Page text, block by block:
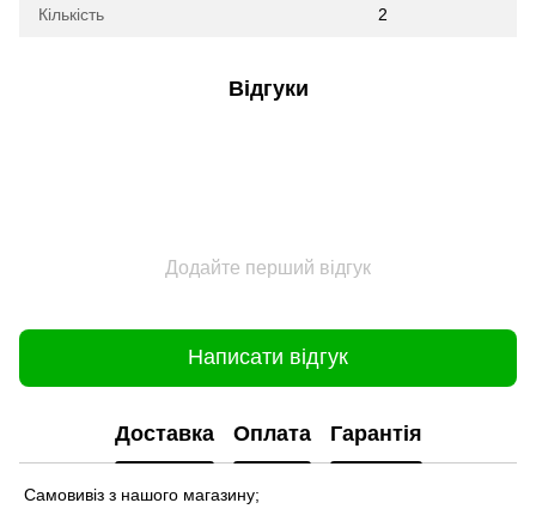
Кількість 2
Відгуки
Додайте перший відгук
Написати відгук
Доставка Оплата Гарантія
Самовивіз з нашого магазину;